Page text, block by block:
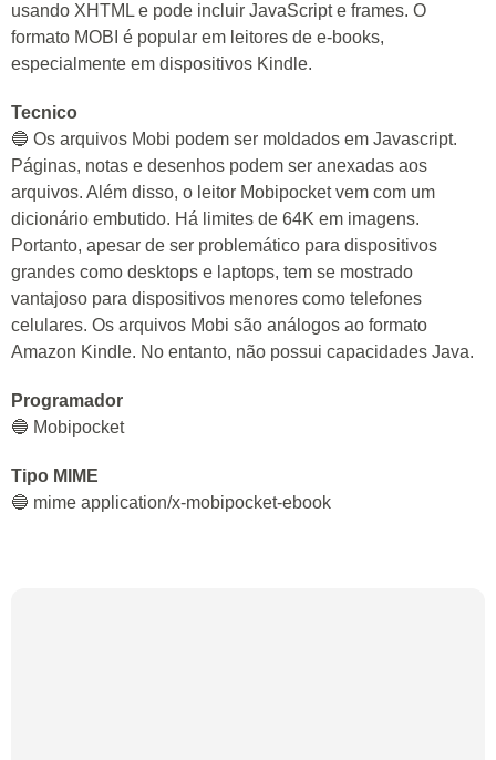
usando XHTML e pode incluir JavaScript e frames. O
formato MOBI é popular em leitores de e-books,
especialmente em dispositivos Kindle.
Tecnico
🔵 Os arquivos Mobi podem ser moldados em Javascript.
Páginas, notas e desenhos podem ser anexadas aos
arquivos. Além disso, o leitor Mobipocket vem com um
dicionário embutido. Há limites de 64K em imagens.
Portanto, apesar de ser problemático para dispositivos
grandes como desktops e laptops, tem se mostrado
vantajoso para dispositivos menores como telefones
celulares. Os arquivos Mobi são análogos ao formato
Amazon Kindle. No entanto, não possui capacidades Java.
Programador
🔵 Mobipocket
Tipo MIME
🔵 mime application/x-mobipocket-ebook